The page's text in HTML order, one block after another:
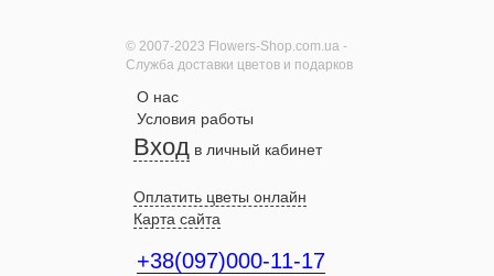
© 2007-2023 Flowers-Shop.com.ua -
Служба доставки цветов и подарков
О нас
Условия работы
Вход в личный кабинет
Оплатить цветы онлайн
Карта сайта
+38(097)000-11-17